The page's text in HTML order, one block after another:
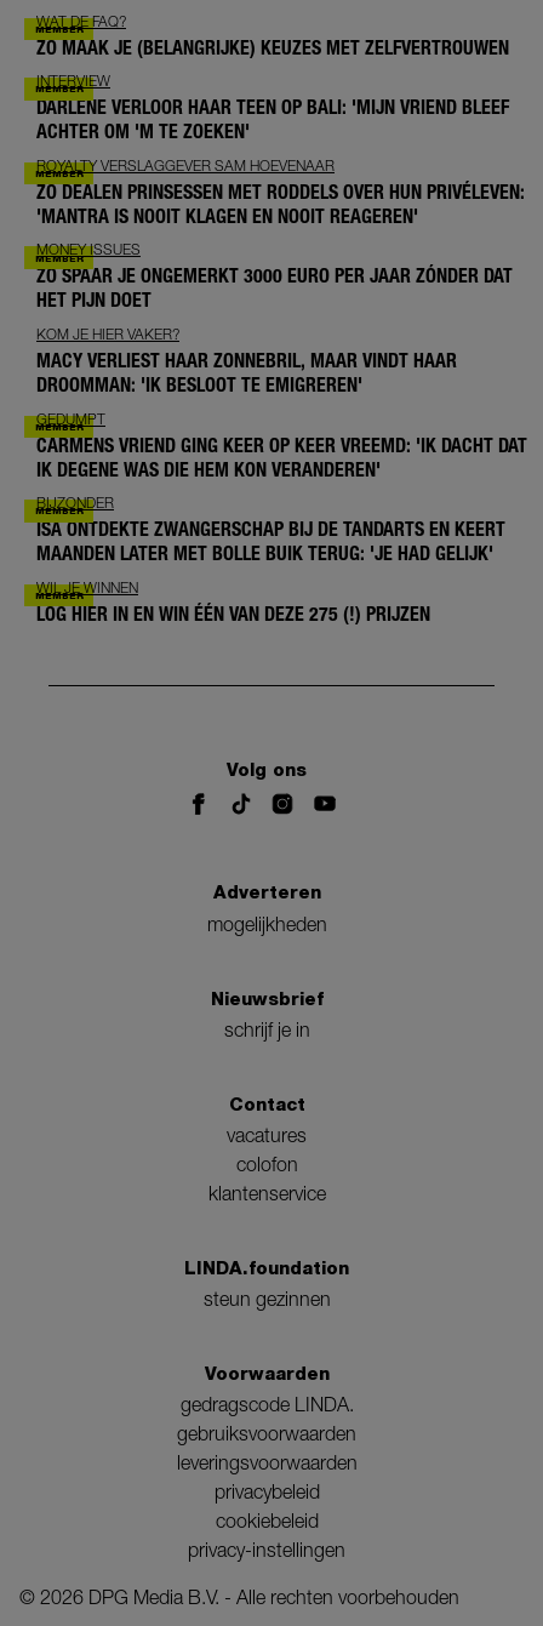
WAT DE FAQ?
ZO MAAK JE (BELANGRIJKE) KEUZES MET ZELFVERTROUWEN
INTERVIEW
DARLENE VERLOOR HAAR TEEN OP BALI: 'MIJN VRIEND BLEEF
ACHTER OM 'M TE ZOEKEN'
ROYALTY VERSLAGGEVER SAM HOEVENAAR
ZO DEALEN PRINSESSEN MET RODDELS OVER HUN PRIVÉLEVEN:
'MANTRA IS NOOIT KLAGEN EN NOOIT REAGEREN'
MONEY ISSUES
ZO SPAAR JE ONGEMERKT 3000 EURO PER JAAR ZÓNDER DAT
HET PIJN DOET
KOM JE HIER VAKER?
MACY VERLIEST HAAR ZONNEBRIL, MAAR VINDT HAAR
DROOMMAN: 'IK BESLOOT TE EMIGREREN'
GEDUMPT
CARMENS VRIEND GING KEER OP KEER VREEMD: 'IK DACHT DAT
IK DEGENE WAS DIE HEM KON VERANDEREN'
BIJZONDER
ISA ONTDEKTE ZWANGERSCHAP BIJ DE TANDARTS EN KEERT
MAANDEN LATER MET BOLLE BUIK TERUG: 'JE HAD GELIJK'
WIL JE WINNEN
LOG HIER IN EN WIN ÉÉN VAN DEZE 275 (!) PRIJZEN
Volg ons
Adverteren
mogelijkheden
Nieuwsbrief
schrijf je in
Contact
vacatures
colofon
klantenservice
LINDA.foundation
steun gezinnen
Voorwaarden
gedragscode LINDA.
gebruiksvoorwaarden
leveringsvoorwaarden
privacybeleid
cookiebeleid
privacy-instellingen
© 2026 DPG Media B.V. - Alle rechten voorbehouden